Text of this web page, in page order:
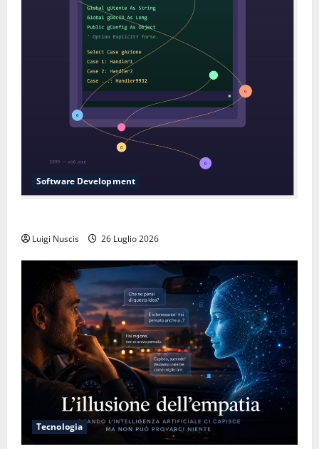
Software Development
Luigi Nuscis 26 Luglio 2026
Tecnologia